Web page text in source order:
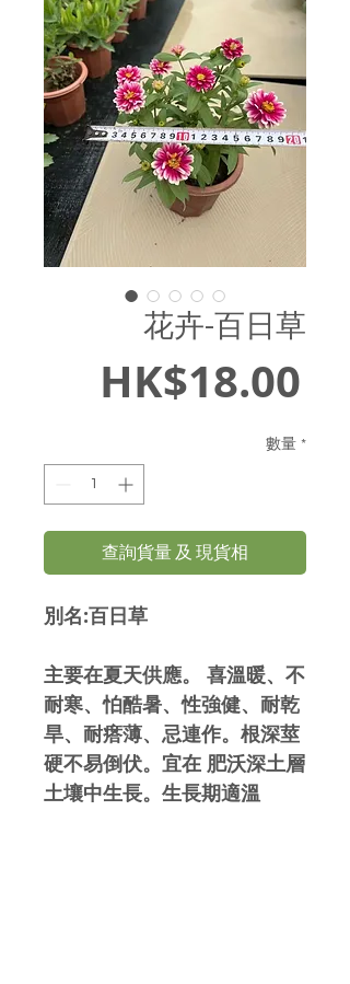
花卉-百日草
HK$18.00
格
數量 *
查詢貨量 及 現貨相
別名:百日草
主要在夏天供應。 喜溫暖、不
耐寒、怕酷暑、性強健、耐乾
旱、耐瘩薄、忌連作。根深莖
硬不易倒伏。宜在 肥沃深土層
土壤中生長。生長期適溫